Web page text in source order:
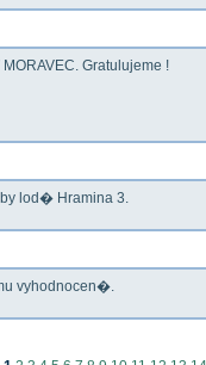
Gratulujeme !
lod� Hramina 3.
vyhodnocen�.